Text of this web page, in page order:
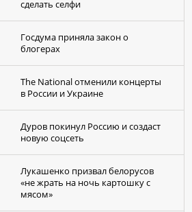
сделать селфи
Госдума приняла закон о
блогерах
The National отменили концерты
в России и Украине
Дуров покинул Россию и создаст
новую соцсеть
Лукашенко призвал белорусов
«не жрать на ночь картошку с
мясом»